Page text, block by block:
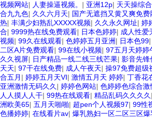
视频网站| 人妻操逼视频。 | 亚洲12p| 天天操综
合九九色| 久久六月天| 国产无遮挡又黄又爽免费
热| 丰满少妇熟乱XXXXX视频| 久久永久网址| 婷
合| 9999热在线免费观看| 日本色婷婷| 成人性爱
视频| 99久在线观看| 色婷婷五月亚洲| 日本色99|
二区A片免费观看| 99在线小视频| 97五月天婷婷
久久视屏| 日产精品一线二线三线芒果| 影音先锋
天天| 97干在线免费| 成人午夜天| 操97免费超级
合五月 | 婷婷五月天VI| 激情五月天 婷婷| 丁香花
亚洲激情无码久久 | 婷婷色网站| 色婷婷色综合激
人人摸人人干| 99热在线观看| 精品乱码久久久久 |
洲欧美65| 五月天啪啪| 超pen个人视频97| 99性
色播婷婷| 在线看片av| 爆乳熟妇一区二区三区